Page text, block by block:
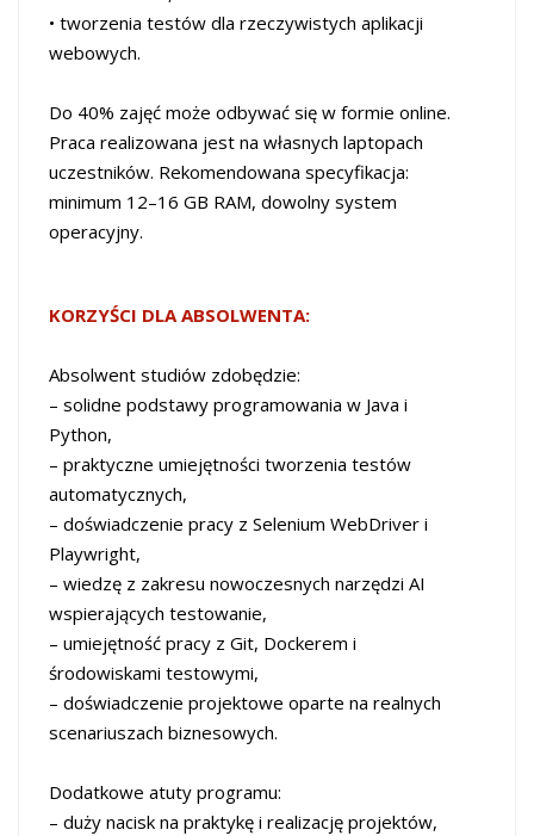
• tworzenia testów dla rzeczywistych aplikacji
webowych.
Do 40% zajęć może odbywać się w formie online.
Praca realizowana jest na własnych laptopach
uczestników. Rekomendowana specyfikacja:
minimum 12–16 GB RAM, dowolny system
operacyjny.
KORZYŚCI DLA ABSOLWENTA:
Absolwent studiów zdobędzie:
– solidne podstawy programowania w Java i
Python,
– praktyczne umiejętności tworzenia testów
automatycznych,
– doświadczenie pracy z Selenium WebDriver i
Playwright,
– wiedzę z zakresu nowoczesnych narzędzi AI
wspierających testowanie,
– umiejętność pracy z Git, Dockerem i
środowiskami testowymi,
– doświadczenie projektowe oparte na realnych
scenariuszach biznesowych.
Dodatkowe atuty programu:
– duży nacisk na praktykę i realizację projektów,